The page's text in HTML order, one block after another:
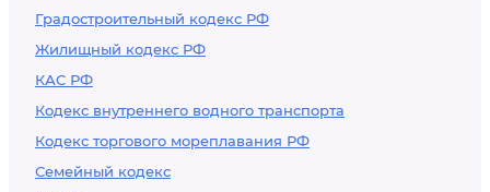
Градостроительный кодекс РФ
Жилищный кодекс РФ
КАС РФ
Кодекс внутреннего водного транспорта
Кодекс торгового мореплавания РФ
Семейный кодекс